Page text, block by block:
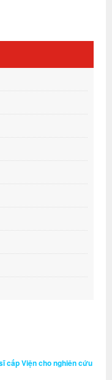
cấp Viện cho nghiên cứu